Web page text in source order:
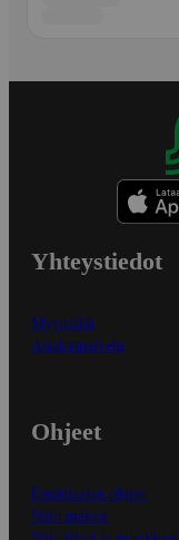
Yhteystiedot
Myymälät
Asiakaspalvelu
Ohjeet
Ensitilaajan ohjeet
Näin maksat